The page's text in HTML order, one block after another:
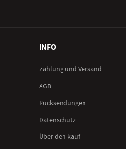
INFO
Zahlung und Versand
AGB
Rücksendungen
Datenschutz
Über den kauf